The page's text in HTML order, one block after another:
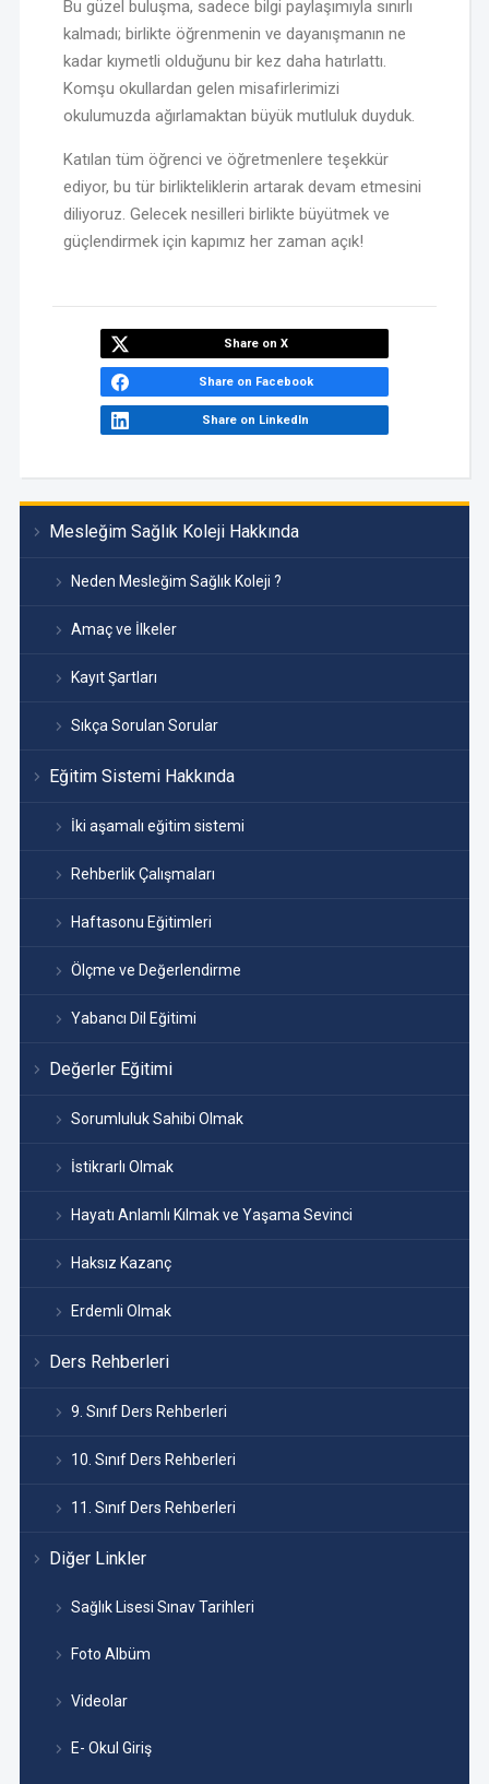
Mesleğim Sağlık Koleji Hakkında
Neden Mesleğim Sağlık Koleji ?
Amaç ve İlkeler
Kayıt Şartları
Sıkça Sorulan Sorular
Eğitim Sistemi Hakkında
İki aşamalı eğitim sistemi
Rehberlik Çalışmaları
Haftasonu Eğitimleri
Ölçme ve Değerlendirme
Yabancı Dil Eğitimi
Değerler Eğitimi
Sorumluluk Sahibi Olmak
İstikrarlı Olmak
Hayatı Anlamlı Kılmak ve Yaşama Sevinci
Haksız Kazanç
Erdemli Olmak
Ders Rehberleri
9. Sınıf Ders Rehberleri
10. Sınıf Ders Rehberleri
11. Sınıf Ders Rehberleri
Diğer Linkler
Sağlık Lisesi Sınav Tarihleri
Foto Albüm
Videolar
E- Okul Giriş
Bu güzel buluşma, sadece bilgi paylaşımıyla sınırlı
kalmadı; birlikte öğrenmenin ve dayanışmanın ne
kadar kıymetli olduğunu bir kez daha hatırlattı.
Komşu okullardan gelen misafirlerimizi
okulumuzda ağırlamaktan büyük mutluluk duyduk.
Katılan tüm öğrenci ve öğretmenlere teşekkür
ediyor, bu tür birlikteliklerin artarak devam etmesini
diliyoruz. Gelecek nesilleri birlikte büyütmek ve
güçlendirmek için kapımız her zaman açık!
Share on X
Share on Facebook
Share on LinkedIn